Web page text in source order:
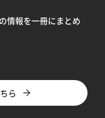
情報を一冊にまとめ
ら